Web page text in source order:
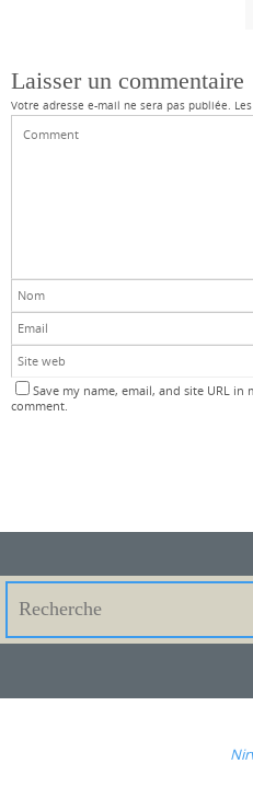
Laisser un commentaire
Votre adresse e-mail ne sera pas publiée.
Save my name, email, and site URL
comment.